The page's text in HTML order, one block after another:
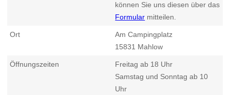
können Sie uns diesen über das
Formular mitteilen.
Ort
Am Campingplatz
15831 Mahlow
Öffnungszeiten
Freitag ab 18 Uhr
Samstag und Sonntag ab 10
Uhr